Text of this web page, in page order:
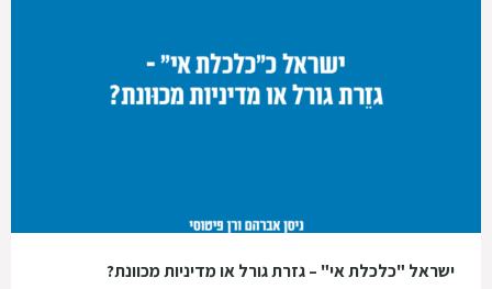
ישראל "כלכלת אי" – גזרת גורל או מדיניות מכוונת?